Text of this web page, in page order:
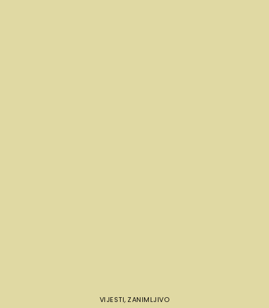
VIJESTI, ZANIMLJIVO